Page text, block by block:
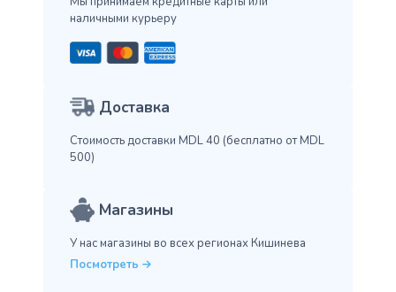
наличными курьеру
Доставка
Стоимость доставки MDL 40 (бесплатно от MDL
500)
Магазины
У нас магазины во всех регионах Кишинева
Посмотреть